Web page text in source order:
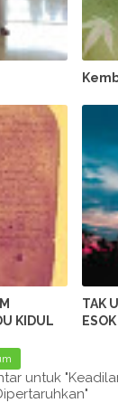
KIDUL
TAK
ESOK
untuk